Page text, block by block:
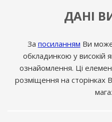
ДАНІ
За посиланням Ви
обкладинкою у високій
ознайомлення. Ці
розміщення на сторінках